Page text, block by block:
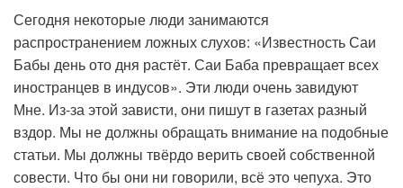
Сегодня некоторые люди занимаются
распространением ложных слухов: «Известность Саи
Бабы день ото дня растёт. Саи Баба превращает всех
иностранцев в индусов». Эти люди очень завидуют
Мне. Из-за этой зависти, они пишут в газетах разный
вздор. Мы не должны обращать внимание на подобные
статьи. Мы должны твёрдо верить своей собственной
совести. Что бы они ни говорили, всё это чепуха. Это